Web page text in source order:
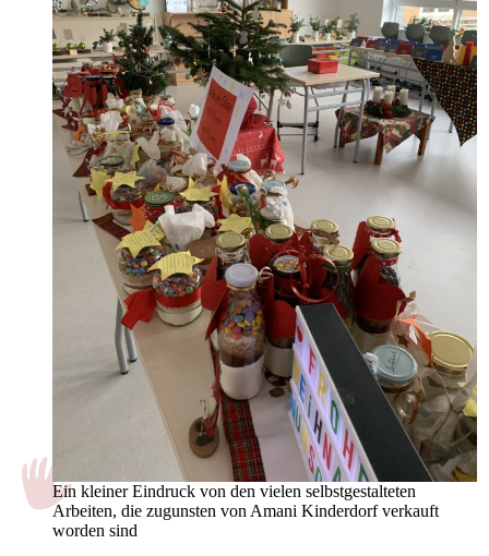
Ein kleiner Eindruck von den vielen selbstgestalteten
Arbeiten, die zugunsten von Amani Kinderdorf verkauft
worden sind